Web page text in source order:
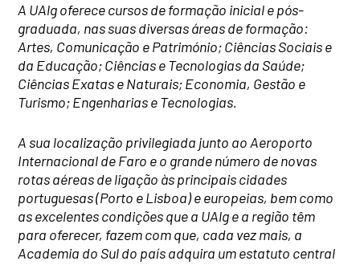
A UAlg oferece cursos de formação inicial e pós-
graduada, nas suas diversas áreas de formação:
Artes, Comunicação e Património; Ciências Sociais e
da Educação; Ciências e Tecnologias da Saúde;
Ciências Exatas e Naturais; Economia, Gestão e
Turismo; Engenharias e Tecnologias.
A sua localização privilegiada junto ao Aeroporto
Internacional de Faro e o grande número de novas
rotas aéreas de ligação às principais cidades
portuguesas (Porto e Lisboa) e europeias, bem como
as excelentes condições que a UAlg e a região têm
para oferecer, fazem com que, cada vez mais, a
Academia do Sul do país adquira um estatuto central